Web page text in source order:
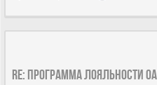
Re: Программа лояльности